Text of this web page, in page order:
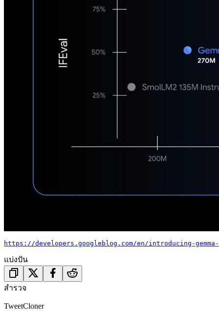
https://developers.googleblog.com/en/introducing-gemma-
แบ่งปัน
สำรวจ
TweetCloner